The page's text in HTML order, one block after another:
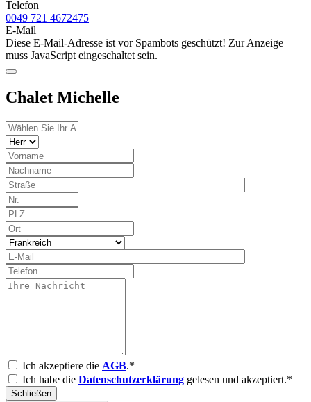
Telefon
0049 721 4672475
E-Mail
Diese E-Mail-Adresse ist vor Spambots geschützt! Zur Anzeige
muss JavaScript eingeschaltet sein.
Chalet Michelle
Ich akzeptiere die AGB.*
Ich habe die Datenschutzerklärung gelesen und akzeptiert.*
Schließen